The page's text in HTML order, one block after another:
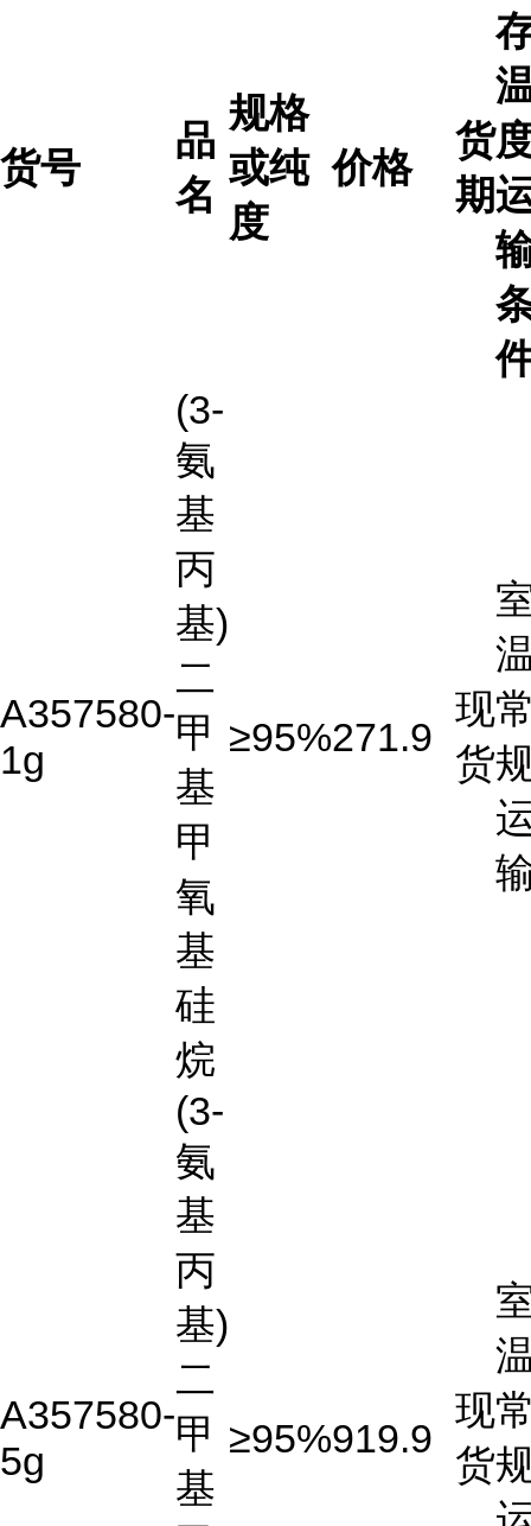
货号
品
名
规格
或纯
度
价格
货
期
A357580-
1g
(3-
氨
基
丙
基)
二
甲
基
甲
氧
基
硅
烷
≥95%271.9
现
货
A357580-
5g
(3-
氨
基
丙
基)
二
甲
基
≥95%919.9
现
货